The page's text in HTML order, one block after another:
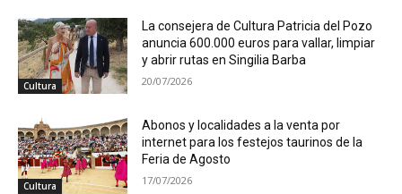
Cultura
La consejera de Cultura Patricia del Pozo
anuncia 600.000 euros para vallar, limpiar
y abrir rutas en Singilia Barba
20/07/2026
Cultura
Abonos y localidades a la venta por
internet para los festejos taurinos de la
Feria de Agosto
17/07/2026